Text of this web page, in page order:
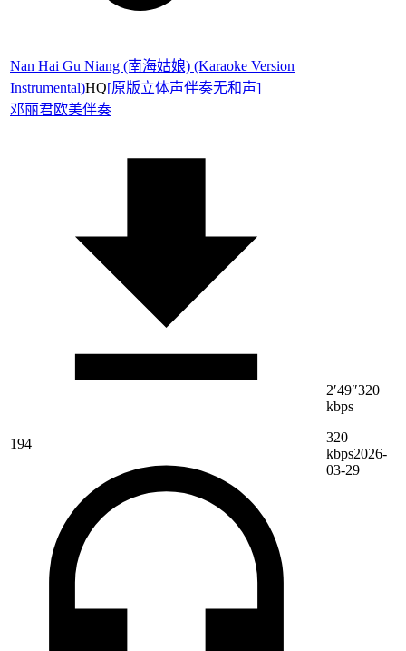
Nan Hai Gu Niang (南海姑娘) (Karaoke Version
Instrumental)HQ[原版立体声伴奏无和声]
邓丽君欧美伴奏
194
2′49″320
kbps
320
kbps2026-
03-29